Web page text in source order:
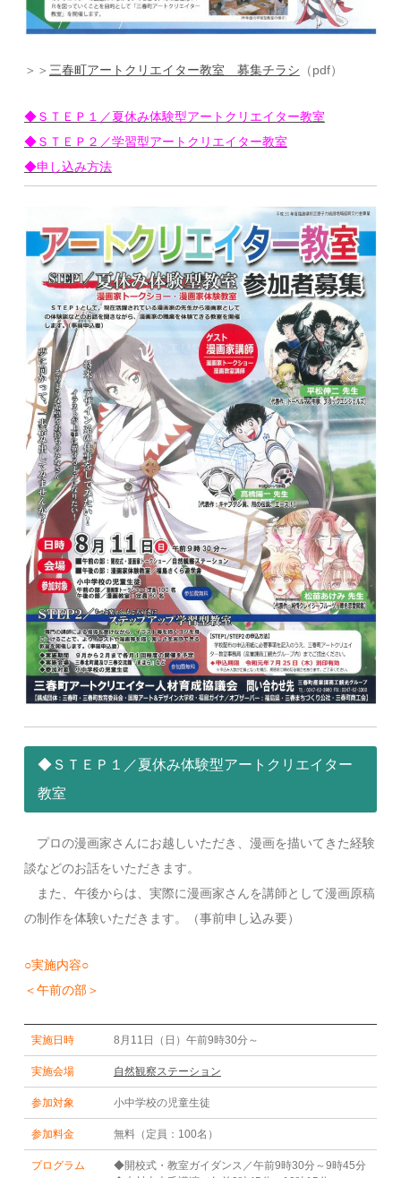
＞＞ 三春町アートクリエイター教室 募集チラシ （pdf）
◆ＳＴＥＰ１／夏休み体験型アートクリエイター教室
◆ＳＴＥＰ２／学習型アートクリエイター教室
◆申し込み方法
◆ＳＴＥＰ１／夏休み体験型アートクリエイター
教室
プロの漫画家さんにお越しいただき、漫画を描いてきた経験
談などのお話をいただきます。
また、午後からは、実際に漫画家さんを講師として漫画原稿
の制作を体験いただきます。（事前申し込み要）
○実施内容○
＜午前の部＞
実施日時 8月11日（日）午前9時30分～
実施会場 自然観察ステーション
参加対象 小中学校の児童生徒
参加料金 無料（定員：100名）
プログラム
◆開校式・教室ガイダンス／午前9時30分～9時45分